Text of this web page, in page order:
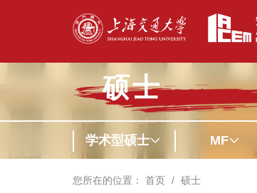
硕士
学术型硕士 MF
您所在的位置： 首页 硕士